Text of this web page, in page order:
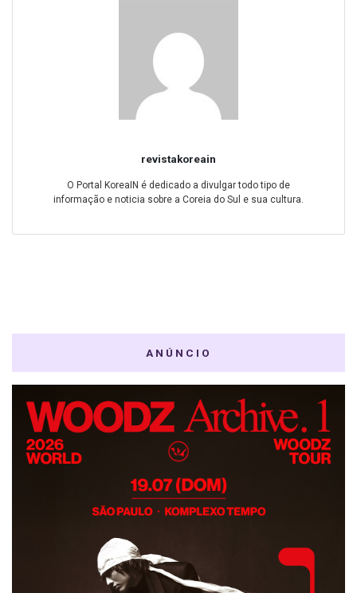
revistakoreain
O Portal KoreaIN é dedicado a divulgar todo tipo de
informação e noticia sobre a Coreia do Sul e sua cultura.
ANÚNCIO